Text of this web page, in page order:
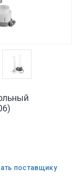
поставщику